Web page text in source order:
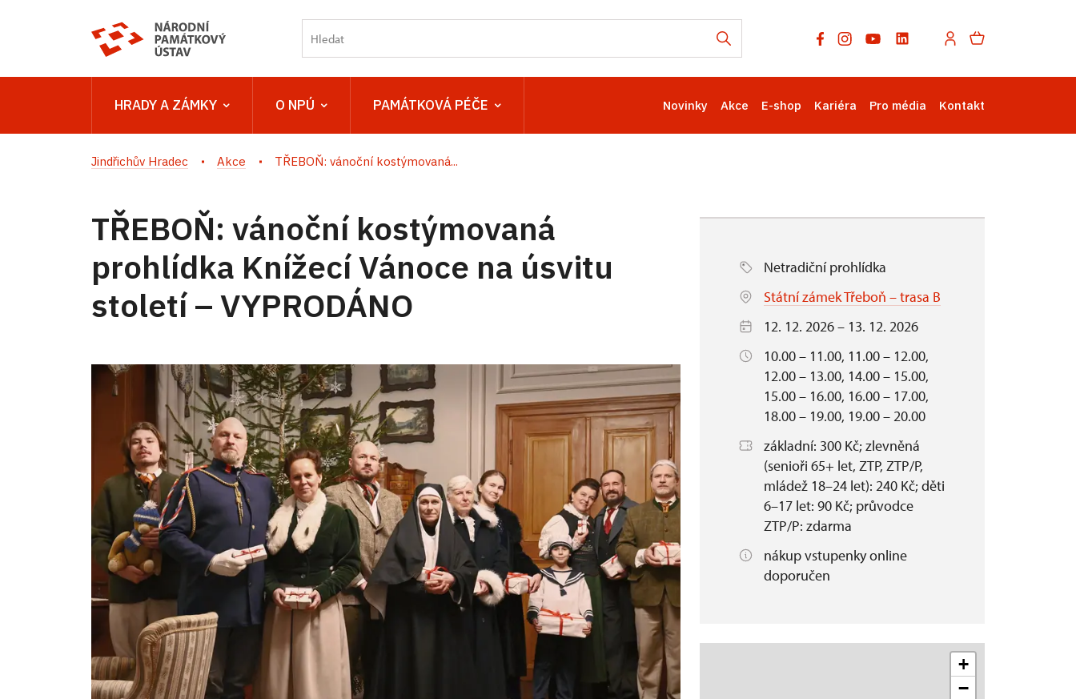
HRADY A ZÁMKY O NPÚ PAMÁTKOVÁ PÉČE Novinky Akce E-shop Kariéra Pro média Kontakt
Jindřichův Hradec Akce TŘEBOŇ: vánoční kostýmovaná...
TŘEBOŇ: vánoční kostýmovaná
prohlídka Knížecí Vánoce na úsvitu
století – VYPRODÁNO
Netradiční prohlídka
Státní zámek Třeboň – trasa B
12. 12. 2026 – 13. 12. 2026
10.00 – 11.00, 11.00 – 12.00,
12.00 – 13.00, 14.00 – 15.00,
15.00 – 16.00, 16.00 – 17.00,
18.00 – 19.00, 19.00 – 20.00
základní: 300 Kč; zlevněná
(senioři 65+ let, ZTP, ZTP/P,
mládež 18–24 let): 240 Kč; děti
6–17 let: 90 Kč; průvodce
ZTP/P: zdarma
nákup vstupenky online
doporučen
+
−